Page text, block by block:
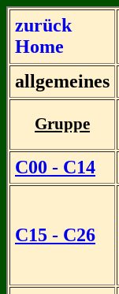
zurück
Home
allgemeines
Gruppe
C00 - C14
C15 - C26